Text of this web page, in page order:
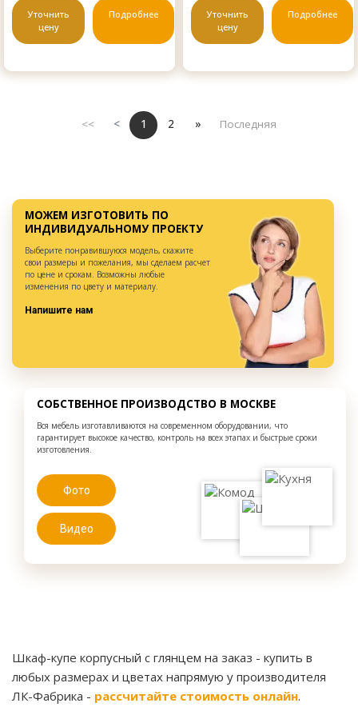
Уточнить
цену
Подробнее
Уточнить
цену
Подробнее
<< < 1 2 » Последняя
МОЖЕМ ИЗГОТОВИТЬ ПО
ИНДИВИДУАЛЬНОМУ ПРОЕКТУ
Выберите понравившуюся модель, скажите
свои размеры и пожелания, мы сделаем расчет
по цене и срокам. Возможны любые
изменения по цвету и материалу.
Напишите нам
СОБСТВЕННОЕ ПРОИЗВОДСТВО В МОСКВЕ
Вся мебель изготавливаются на современном оборудовании, что
гарантирует высокое качество, контроль на всех этапах и быстрые сроки
изготовления.
Фото
Видео
Шкаф-купе корпусный с глянцем на заказ - купить в
любых размерах и цветах напрямую у производителя
ЛК-Фабрика - рассчитайте стоимость онлайн.